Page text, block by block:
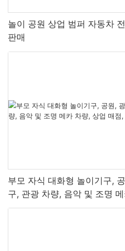
놀이 공원 상업 범퍼 자동차
판매
부모 자식 대화형 놀이기구,
구, 관광 차량, 음악 및 조명
람들이 멈추도록 유도